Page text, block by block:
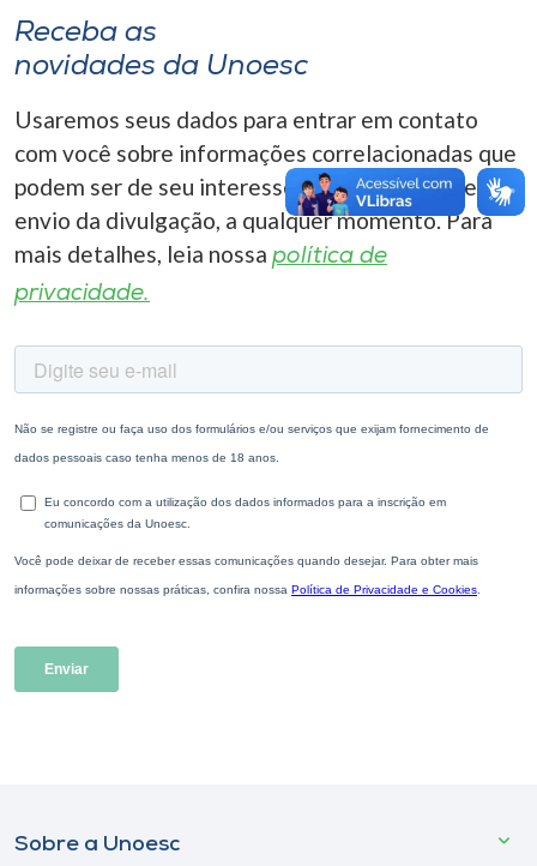
A+
Receba as
novidades da Unoesc
Usaremos seus dados para entrar em contato
com você sobre informações correlacionadas que
podem ser de seu interesse. Você pode cancelar o
envio da divulgação, a qualquer momento. Para
mais detalhes, leia nossa política de
privacidade.
Sobre a Unoesc